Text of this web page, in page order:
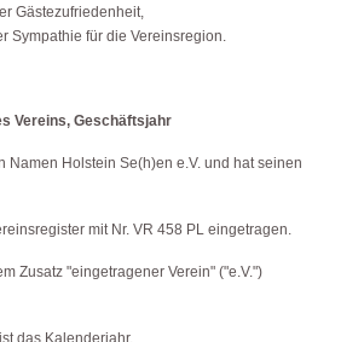
Gästezufriedenheit,
Sympathie für die Vereinsregion.
Vereins, Geschäftsjahr
Namen Holstein Se(h)en e.V. und hat seinen
mit Nr. VR 458 PL eingetragen.
Zusatz "eingetragener Verein" ("e.V.")
das Kalenderjahr.